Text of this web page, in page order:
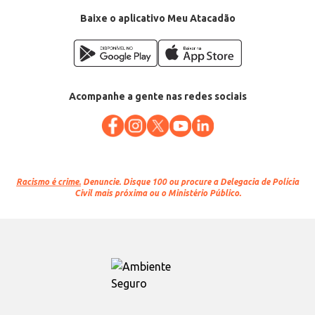
Baixe o aplicativo Meu Atacadão
Acompanhe a gente nas redes sociais
Racismo é crime. Denuncie. Disque 100 ou procure a Delegacia de Polícia
Civil mais próxima ou o Ministério Público.